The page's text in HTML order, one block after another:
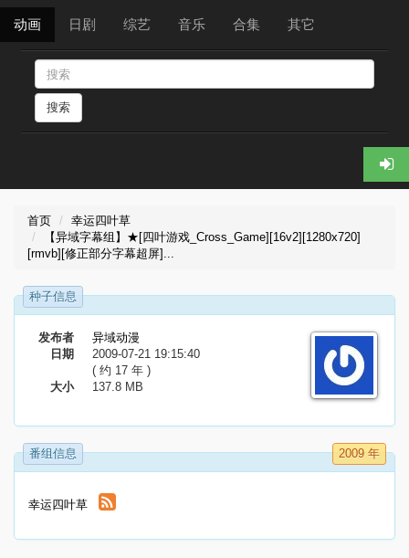
动画 日剧 综艺 音乐 合集 其它
搜索
首页
幸运四叶草
【异域字幕组】★[四叶游戏_Cross_Game][16v2][1280x720]
[rmvb][修正部分字幕超屏]...
种子信息
发布者
异域动漫
日期
2009-07-21 19:15:40
( 约 17 年 )
大小
137.8 MB
番组信息 2009 年
幸运四叶草